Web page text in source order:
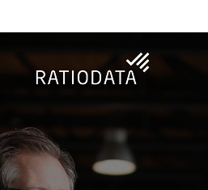
to
content